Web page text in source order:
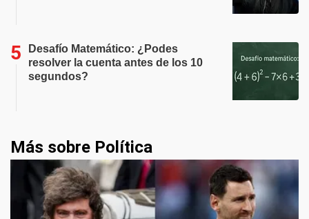
Desafío Matemático: ¿Podes
resolver la cuenta antes de los 10
segundos?
Más sobre Política